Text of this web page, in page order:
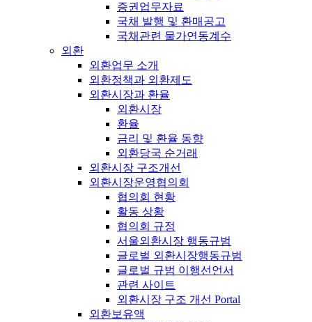
증권업무자료
국채 발행 및 환매공고
국채관련 물가연동계수
외환
외환업무 소개
외환정책과 외환제도
외환시장과 환율
외환시장
환율
금리 및 환율 동향
외환당국 순거래
외환시장 구조개선
외환시장운영협의회
협의회 현황
활동 상황
협의회 규정
서울외환시장 행동규범
글로벌 외환시장행동규범
글로벌 규범 이행선언서
관련 사이트
외환시장 구조 개선 Portal
외환보유액